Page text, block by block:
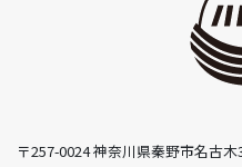
〒257-0024 神奈川県秦野市名古木